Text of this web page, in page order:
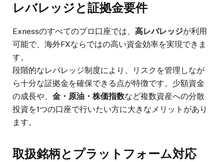
レバレッジと証拠金要件
Exnessのすべてのプロ口座では、 高レバレッジが利用
可能で、海外FXならではの高い資金効率を実現できま
す。
段階的なレバレッジ制度により、リスクを管理しなが
ら十分な証拠金を確保できる点が特徴です。少額資金
の成長や、 金・原油・株価指数など複数資産への分散
投資を1つの口座で行いたい方に大きなメリットがあり
ます。
取扱銘柄とプラットフォーム対応